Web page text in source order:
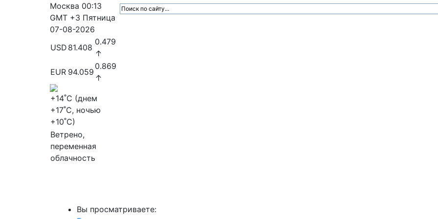
Москва 00:13
GMT +3 Пятница
07-08-2026
USD 81.408
0.479
↑
EUR 94.059
0.869
↑
+14˚C (днем
+17˚C, ночью
+10˚C)
Ветрено,
переменная
облачность
Вы просматриваете: